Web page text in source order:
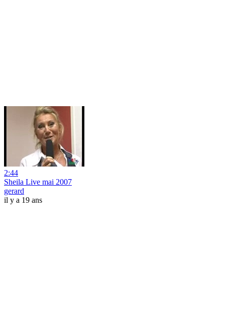
2:44
Sheila Live mai 2007
gerard
il y a 19 ans